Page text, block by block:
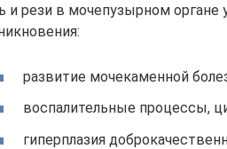
и рези в мочепузырном
развитие мочекаменной
воспалительные процессы,
гиперплазия